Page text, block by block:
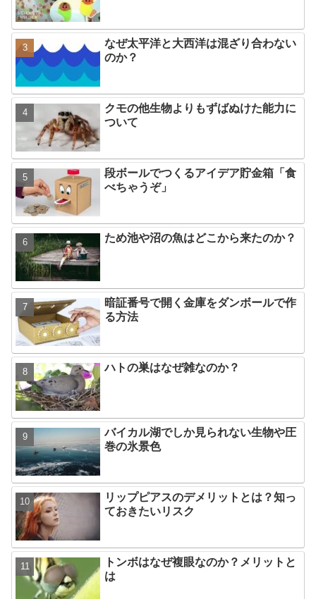
なぜ太平洋と大西洋は混ざり合わない
のか？
クモの他生物よりもずばぬけた能力に
ついて
段ボールでつくるアイデア貯金箱「食
べちゃうぞ」
ため池や沼の魚はどこから来たのか？
暗証番号で開く金庫をダンボールで作
る方法
ハトの巣はなぜ雑なのか？
バイカル湖でしか見られない生物や圧
巻の氷景色
リップピアスのデメリットとは？知っ
ておきたいリスク
トンボはなぜ複眼なのか？メリットと
は